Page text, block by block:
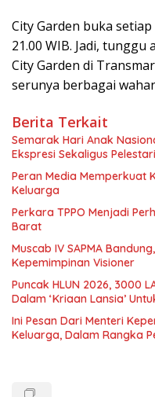
City Garden buka
21.00 WIB. Jadi, tunggu
City Garden di
serunya berbagai
Berita Terkait
Semarak Hari Anak
Ekspresi Sekaligus
Peran Media Memperkuat
Keluarga
Perkara TPPO Menjadi
Barat
Muscab IV SAPMA
Kepemimpinan Visioner
Puncak HLUN 2026, 3000
Dalam ‘Kriaan Lansia’
Ini Pesan Dari Menteri
Keluarga, Dalam Rangka